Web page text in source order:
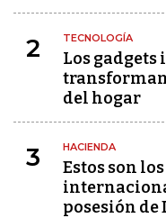
2 TECNOLOGÍA
Los gadgets
del hogar
3 HACIENDA
Estos son
posesión de